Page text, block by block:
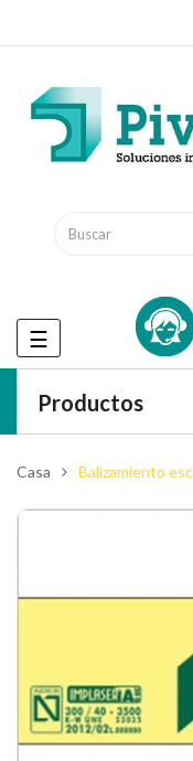
Productos
Navegación
de
☰
Casa Balizamiento